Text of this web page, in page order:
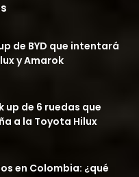
de BYD que intentará
y Amarok
up de 6 ruedas que
a la Toyota Hilux
en Colombia: ¿qué